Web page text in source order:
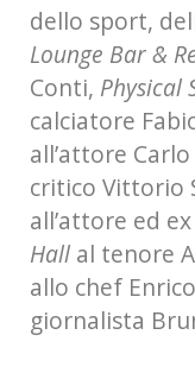
dello sport,
Lounge Bar &
Conti, Physical
calciatore
all’attore
critico Vittorio
all’attore ed
Hall al tenore
allo chef
giornalista